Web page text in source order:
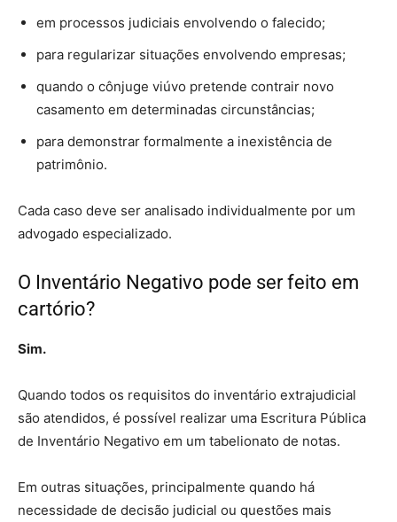
em processos judiciais envolvendo o falecido;
para regularizar situações envolvendo empresas;
quando o cônjuge viúvo pretende contrair novo
casamento em determinadas circunstâncias;
para demonstrar formalmente a inexistência de
patrimônio.
Cada caso deve ser analisado individualmente por um
advogado especializado.
O Inventário Negativo pode ser feito em
cartório?
Sim.
Quando todos os requisitos do inventário extrajudicial
são atendidos, é possível realizar uma Escritura Pública
de Inventário Negativo em um tabelionato de notas.
Em outras situações, principalmente quando há
necessidade de decisão judicial ou questões mais